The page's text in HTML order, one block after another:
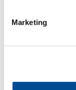
Marketing